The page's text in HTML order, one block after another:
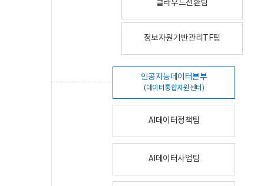
클라우드전환팀
정보자원기반관리TF팀
인공지능데이터본부
(데이터통합지원센터)
AI데이터정책팀
AI데이터사업팀